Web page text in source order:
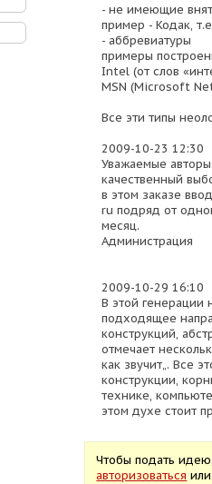
- не имеющие
пример - Кодак,
- аббревиатуры
примеры
Intel (от слов
MSN (Microsoft
Все эти типы
2009-10-23 12:30
Уважаемые
качественный
в этом заказе
ru подряд от
месяц.
Администрация
2009-10-29 16:10
В этой генерации
подходящее
конструкций,
отмечает
как звучит„. Все
конструкции,
технике,
этом духе стоит
Чтобы подать
авторизоваться